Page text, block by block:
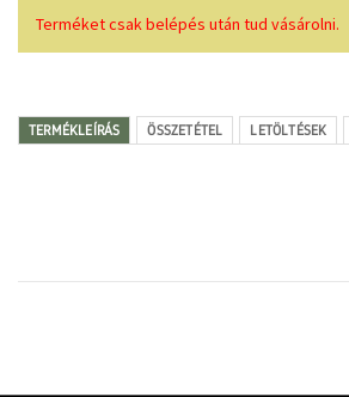
Terméket csak belépés után tud vásárolni.
TERMÉKLEÍRÁS ÖSSZETÉTEL LETÖLTÉSEK